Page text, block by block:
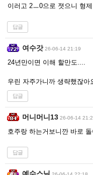
이러고 2ㅡ0으로 졋으니 형
답글
여수갓 26-06-14 21:19
24년만이면 이해 할만도....
우린 자주가니까 생략했잖아
답글
머니머니13 26-06-14
호주랑 하는거보니깐 바로
답글